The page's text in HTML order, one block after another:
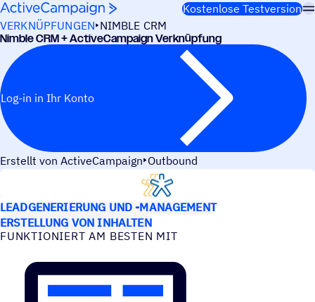
Weiter zum Inhalt
Kostenlose Testversion
VERKNÜPFUNGEN NIMBLE CRM
Nimble CRM + ActiveCampaign Verknüpfung
Log-in in Ihr Konto
Erstellt von ActiveCampaign Outbound
LEADGENERIERUNG UND -MANAGEMENT
ERSTELLUNG VON INHALTEN
FUNK­TIO­NIERT AM BESTEN MIT